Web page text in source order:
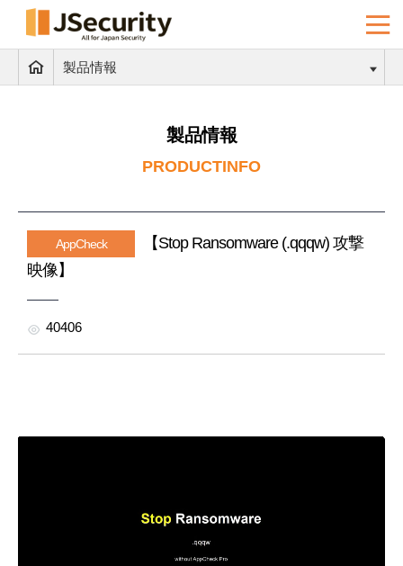
製品情報
製品情報
PRODUCTINFO
AppCheck
【Stop Ransomware (.qqqw) 攻撃
映像】
40406